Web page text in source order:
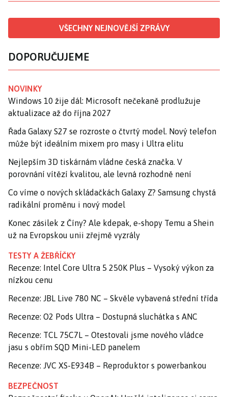
VŠECHNY NEJNOVĚJŠÍ ZPRÁVY
DOPORUČUJEME
NOVINKY
Windows 10 žije dál: Microsoft nečekaně prodlužuje
aktualizace až do října 2027
Řada Galaxy S27 se rozroste o čtvrtý model. Nový telefon
může být ideálním mixem pro masy i Ultra elitu
Nejlepším 3D tiskárnám vládne česká značka. V
porovnání vítězí kvalitou, ale levná rozhodně není
Co víme o nových skládačkách Galaxy Z? Samsung chystá
radikální proměnu i nový model
Konec zásilek z Číny? Ale kdepak, e-shopy Temu a Shein
už na Evropskou unii zřejmě vyzrály
TESTY A ŽEBŘÍČKY
Recenze: Intel Core Ultra 5 250K Plus – Vysoký výkon za
nízkou cenu
Recenze: JBL Live 780 NC – Skvěle vybavená střední třída
Recenze: O2 Pods Ultra – Dostupná sluchátka s ANC
Recenze: TCL 75C7L – Otestovali jsme nového vládce
jasu s obřím SQD Mini-LED panelem
Recenze: JVC XS-E934B – Reproduktor s powerbankou
BEZPEČNOST